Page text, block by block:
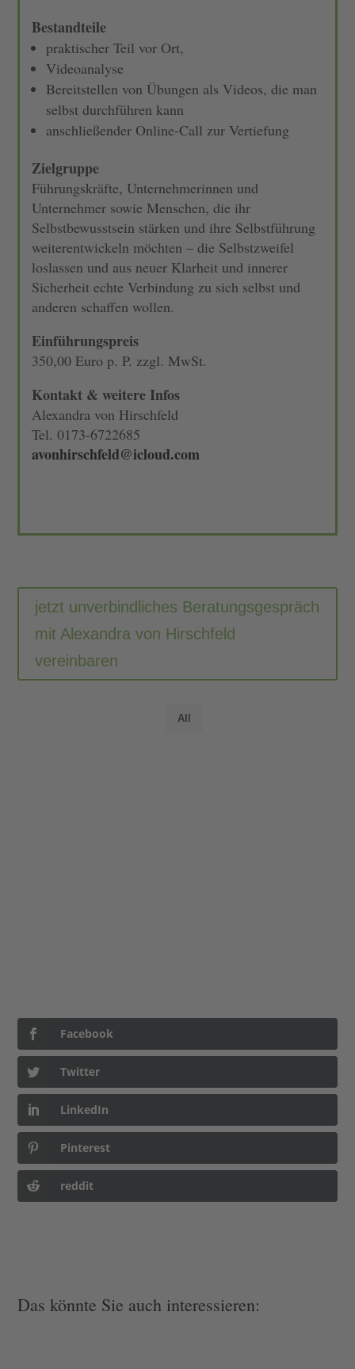
Bestandteile
praktischer Teil vor Ort,
Videoanalyse
Bereitstellen von Übungen als Videos, die man
selbst durchführen kann
anschließender Online-Call zur Vertiefung
Zielgruppe
Führungskräfte, Unternehmerinnen und
Unternehmer sowie Menschen, die ihr
Selbstbewusstsein stärken und ihre Selbstführung
weiterentwickeln möchten – die Selbstzweifel
loslassen und aus neuer Klarheit und innerer
Sicherheit echte Verbindung zu sich selbst und
anderen schaffen wollen.
Einführungspreis
350,00 Euro p. P. zzgl. MwSt.
Kontakt & weitere Infos
Alexandra von Hirschfeld
Tel. 0173-6722685
avonhirschfeld@icloud.com
jetzt unverbindliches Beratungsgespräch
mit Alexandra von Hirschfeld
vereinbaren
All
Facebook
Twitter
LinkedIn
Pinterest
reddit
Das könnte Sie auch interessieren: